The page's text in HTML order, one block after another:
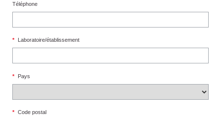
Téléphone
* Laboratoire/établissement
* Pays
* Code postal